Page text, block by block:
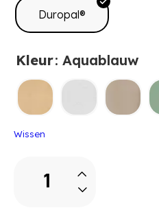
Duropal®
Kleur: Aquablauw
Wissen
Garderobebank,